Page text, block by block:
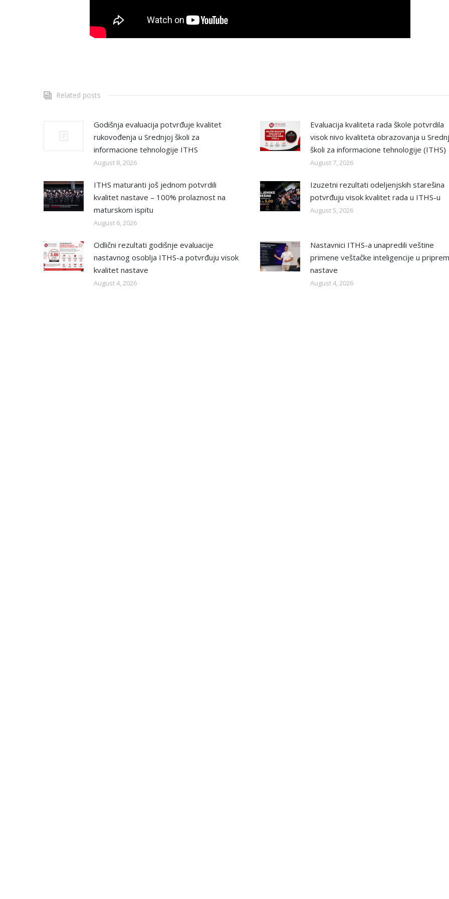
Related posts
Godišnja evaluacija potvrđuje kvalitet
rukovođenja u Srednjoj školi za
informacione tehnologije ITHS
August 8, 2026
Evaluacija kvaliteta rada škole potvrdila
visok nivo kvaliteta obrazovanja u
školi za informacione tehnologije (ITHS)
August 7, 2026
ITHS maturanti još jednom potvrdili
kvalitet nastave – 100% prolaznost na
maturskom ispitu
August 6, 2026
Izuzetni rezultati odeljenjskih starešina
potvrđuju visok kvalitet rada u ITHS-u
August 5, 2026
Odlični rezultati godišnje evaluacije
nastavnog osoblja ITHS-a potvrđuju visok
kvalitet nastave
August 4, 2026
Nastavnici ITHS-a unapredili veštine
primene veštačke inteligencije u
nastave
August 4, 2026